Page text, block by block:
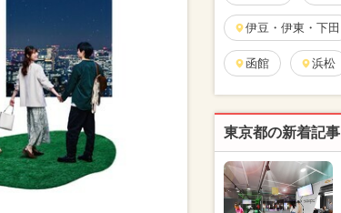
伊豆・伊東・下田
函館 浜松
東京都の新着記事